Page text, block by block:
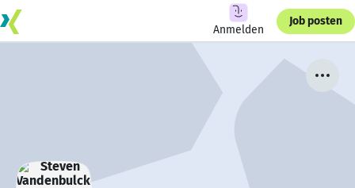
Anmelden
Job posten